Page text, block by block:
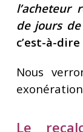
l’acheteur
de jours
c’est-à-
Nous
Le